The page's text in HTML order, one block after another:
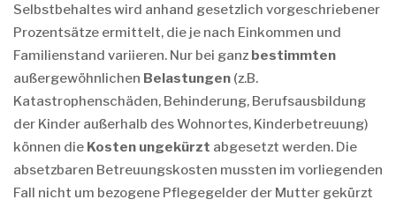
Selbstbehaltes wird anhand gesetzlich vorgeschriebener
Prozentsätze ermittelt, die je nach Einkommen und
Familienstand variieren. Nur bei ganz bestimmten
außergewöhnlichen Belastungen (z.B.
Katastrophenschäden, Behinderung, Berufsausbildung
der Kinder außerhalb des Wohnortes, Kinderbetreuung)
können die Kosten ungekürzt abgesetzt werden. Die
absetzbaren Betreuungskosten mussten im vorliegenden
Fall nicht um bezogene Pflegegelder der Mutter gekürzt